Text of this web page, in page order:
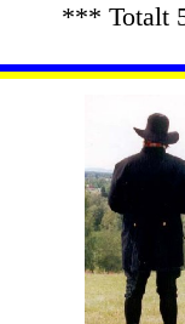
*** Totalt